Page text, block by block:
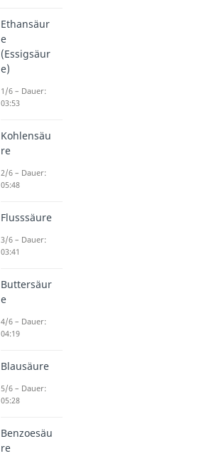
Ethansäur
e
(Essigsäur
e)
1/6 – Dauer:
03:53
Kohlensäu
re
2/6 – Dauer:
05:48
Flusssäure
3/6 – Dauer:
03:41
Buttersäur
e
4/6 – Dauer:
04:19
Blausäure
5/6 – Dauer:
05:28
Benzoesäu
re